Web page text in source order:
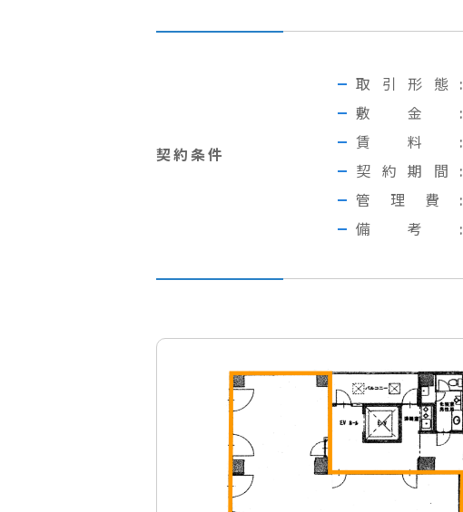
契約条件
取引形態
敷金
賃料
契約期間
管理費
備考